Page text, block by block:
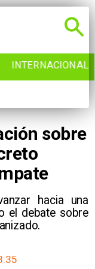
INTERNACIONAL
sobre
hacia una
el debate sobre